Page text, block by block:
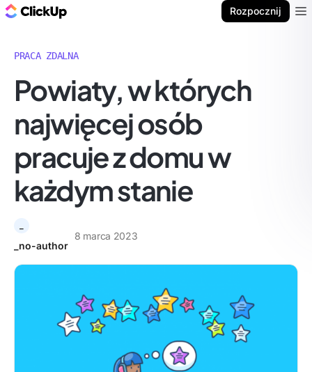
Rozpocznij
PRACA ZDALNA
Powiaty, w których
najwięcej osób
pracuje z domu w
każdym stanie
_no-author
8 marca 2023